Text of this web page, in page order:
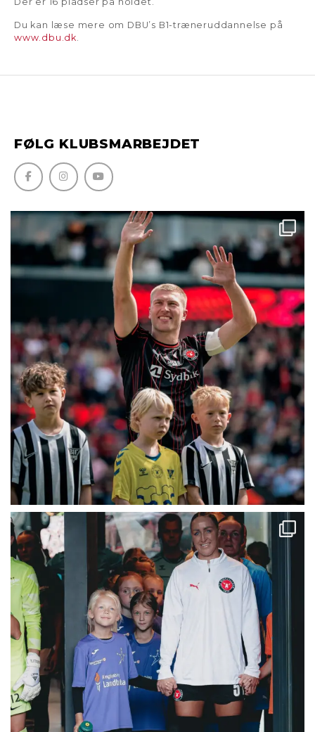
Du kan læse mere om DBU’s B1-træneruddannelse på
www.dbu.dk
FØLG KLUBSMARBEJDET